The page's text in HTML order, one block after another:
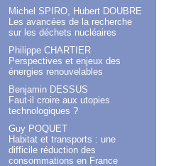
Michel SPIRO, Hubert DOUBRE
Les avancées de la recherche
sur les déchets nucléaires
Philippe CHARTIER
Perspectives et enjeux des
énergies renouvelables
Benjamin DESSUS
Faut-il croire aux utopies
technologiques ?
Guy POQUET
Habitat et transports : une
difficile réduction des
consommations en France